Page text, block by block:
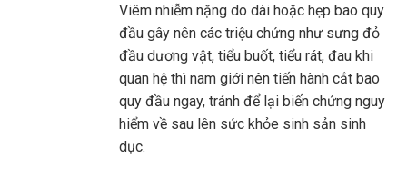
Viêm nhiễm nặng do dài hoặc hẹp bao quy
đầu gây nên các triệu chứng như sưng đỏ
đầu dương vật, tiểu buốt, tiểu rát, đau khi
quan hệ thì nam giới nên tiến hành cắt bao
quy đầu ngay, tránh để lại biến chứng nguy
hiểm về sau lên sức khỏe sinh sản sinh
dục.